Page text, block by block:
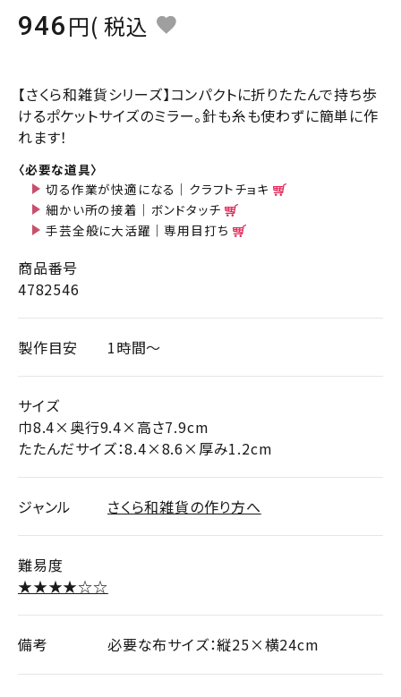
meeting_room ログイン person 会員登録
946
税込
【さくら和雑貨シリーズ】コンパクトに折りたたんで持ち歩
けるポケットサイズのミラー。針も糸も使わずに簡単に作
れます！
〈必要な道具〉
切る作業が快適になる｜クラフトチョキ
細かい所の接着｜ボンドタッチ
手芸全般に大活躍｜専用目打ち
商品番号
4782546
製作目安 1時間～
サイズ
巾8.4×奥行9.4×高さ7.9cm
たたんだサイズ：8.4×8.6×厚み1.2cm
ジャンル さくら和雑貨の作り方へ
難易度
★★★★☆☆
備考 必要な布サイズ：縦25×横24cm